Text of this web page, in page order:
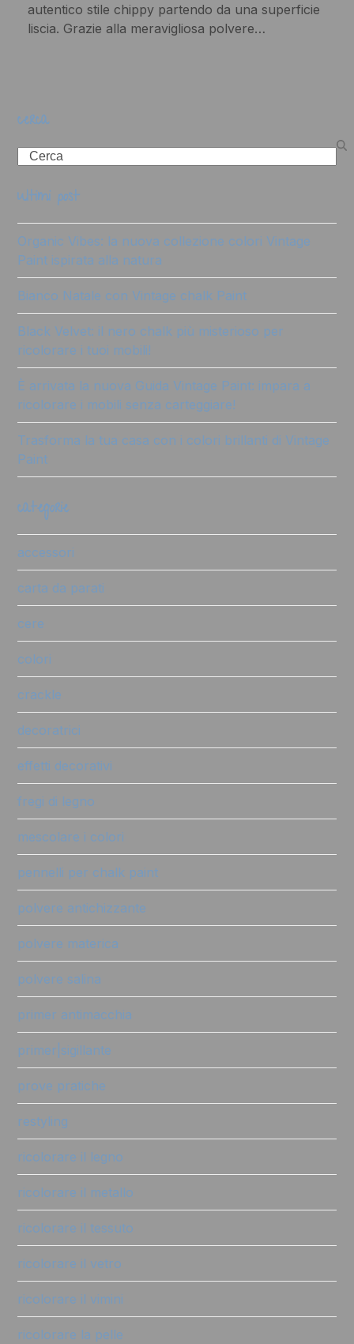
autentico stile chippy partendo da una superficie
liscia. Grazie alla meravigliosa polvere…
cerca
Search
ultimi post
Organic Vibes: la nuova collezione colori Vintage
Paint ispirata alla natura
Bianco Natale con Vintage chalk Paint
Black Velvet: il nero chalk più misterioso per
ricolorare i tuoi mobili!
È arrivata la nuova Guida Vintage Paint: impara a
ricolorare i mobili senza carteggiare!
Trasforma la tua casa con i colori brillanti di Vintage
Paint
categorie
accessori
carta da parati
cere
colori
crackle
decoratrici
effetti decorativi
fregi di legno
mescolare i colori
pennelli per chalk paint
polvere antichizzante
polvere materica
polvere salina
primer antimacchia
primer|sigillante
prove pratiche
restyling
ricolorare il legno
ricolorare il metallo
ricolorare il tessuto
ricolorare il vetro
ricolorare il vimini
ricolorare la pelle